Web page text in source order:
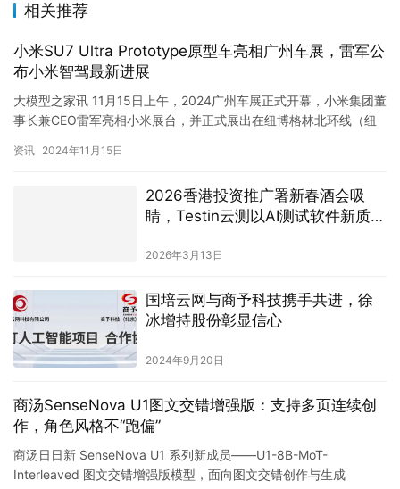
相关推荐
小米SU7 Ultra Prototype原型车亮相广州车展，雷军公
布小米智驾最新进展
大模型之家讯 11月15日上午，2024广州车展正式开幕，小米集团董
事长兼CEO雷军亮相小米展台，并正式展出在纽博格林北环线（纽
资讯 2024年11月15日
2026香港投资推广署新春酒会吸
睛，Testin云测以AI测试软件新质生
2026年3月13日
国培云网与商予科技携手共进，徐
冰增持股份彰显信心
2024年9月20日
商汤SenseNova U1图文交错增强版：支持多页连续创
作，角色风格不“跑偏”
商汤日日新 SenseNova U1 系列新成员——U1-8B-MoT-
Interleaved 图文交错增强版模型，面向图文交错创作与生成